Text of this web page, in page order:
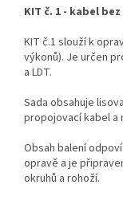
KIT č. 1 - kabel
KIT č.1 slouží k
výkonů). Je určen
a LDT.
Sada obsahuje
propojovací kabel a
Obsah balení
opravě a je
okruhů a rohoží.